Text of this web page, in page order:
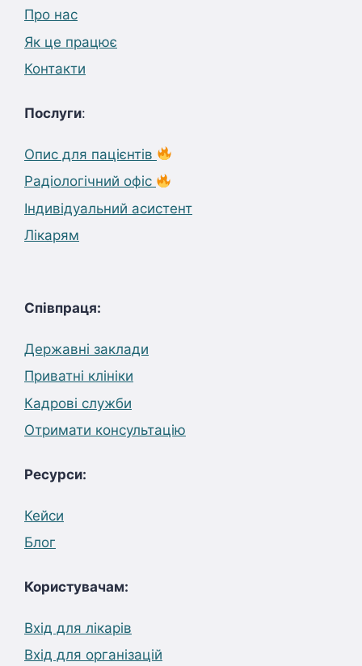
Про нас
Як це працює
Контакти
Послуги:
Опис для пацієнтів
Радіологічний офіс
Індивідуальний асистент
Лікарям
Співпраця:
Державні заклади
Приватні клініки
Кадрові служби
Отримати консультацію
Ресурси:
Кейси
Блог
Користувачам:
Вхід для лікарів
Вхід для організацій